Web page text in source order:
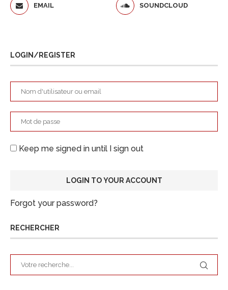
EMAIL SOUNDCLOUD
LOGIN/REGISTER
Keep me signed in until I sign out
Forgot your password?
RECHERCHER